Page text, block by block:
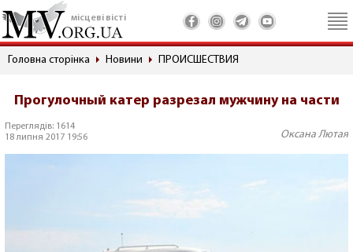
місцеві вісті
Головна сторінка Новини ПРОИСШЕСТВИЯ
Прогулочный катер разрезал мужчину на части
Переглядів: 1614
18 липня 2017 19:56
Оксана Лютая